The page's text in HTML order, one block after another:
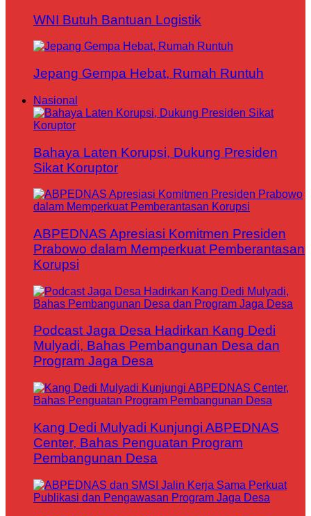
WNI Butuh Bantuan Logistik
Jepang Gempa Hebat, Rumah Runtuh
Nasional
Bahaya Laten Korupsi, Dukung Presiden
Sikat Koruptor
ABPEDNAS Apresiasi Komitmen Presiden
Prabowo dalam Memperkuat Pemberantasan
Korupsi
Podcast Jaga Desa Hadirkan Kang Dedi
Mulyadi, Bahas Pembangunan Desa dan
Program Jaga Desa
Kang Dedi Mulyadi Kunjungi ABPEDNAS
Center, Bahas Penguatan Program
Pembangunan Desa